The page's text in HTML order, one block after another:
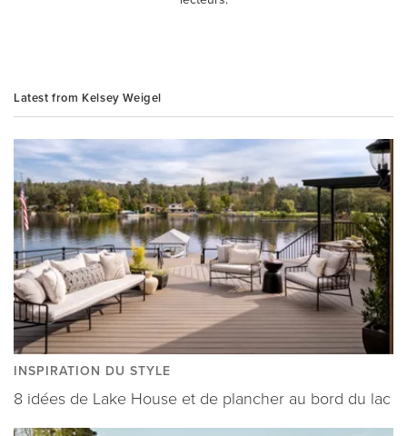
Latest from Kelsey Weigel
INSPIRATION DU STYLE
8 idées de Lake House et de plancher au bord du lac